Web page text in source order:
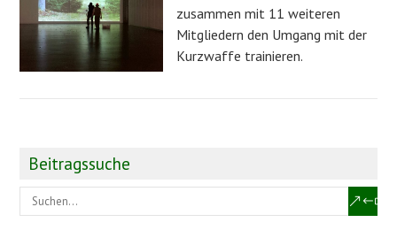
zusammen mit 11 weiteren
Mitgliedern den Umgang mit der
Kurzwaffe trainieren.
Beitragssuche